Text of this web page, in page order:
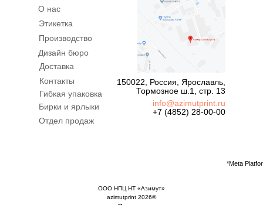
О нас
Этикетка
Производство
Дизайн бюро
Доставка
Контакты
info@azimutprint.ru
+7 (4852) 28-00-00
ООО НПЦ НТ «Азимут»
azimutprint 2026©
150022, Россия, Ярославль,
Тормозное ш.1, стр. 13
Гибкая упаковка
Бирки и ярлыки
Отдел продаж
*Meta